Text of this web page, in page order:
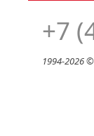
+7
1994-2026 ©